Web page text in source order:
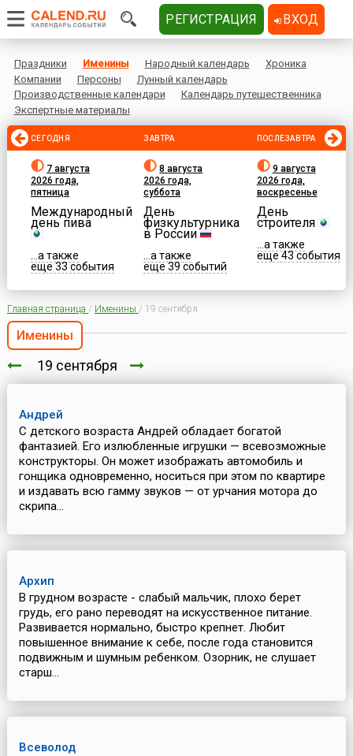
Праздники Именины Народный календарь
Хроника
Компании
Персоны
Лунный календарь
Производственные календари
Календарь путешественника
Экспертные материалы
СЕГОДНЯ
7 августа
2026 года,
пятница
Международный
день пива
...а также
еще 33 события
ЗАВТРА
8 августа
2026 года,
суббота
День
физкультурника
в России
...а также
еще 39 событий
ПОСЛЕЗАВТРА
9 августа
2026 года,
воскресенье
День
строителя
...а также
еще 43 события
Главная страница / Именины / 19 сентября
Именины
19 сентября
Андрей
С детского возраста Андрей обладает богатой
фантазией. Его излюбленные игрушки — всевозможные
конструкторы. Он может изображать автомобиль и
гонщика одновременно, носиться при этом по квартире
и издавать всю гамму звуков — от урчания мотора до
скрипа...
Архип
В грудном возрасте - слабый мальчик, плохо берет
грудь, его рано переводят на искусственное питание.
Развивается нормально, быстро крепнет. Любит
повышенное внимание к себе, после года становится
подвижным и шумным ребенком. Озорник, не слушает
старш...
Всеволод
РЕГИСТРАЦИЯ ВХОД